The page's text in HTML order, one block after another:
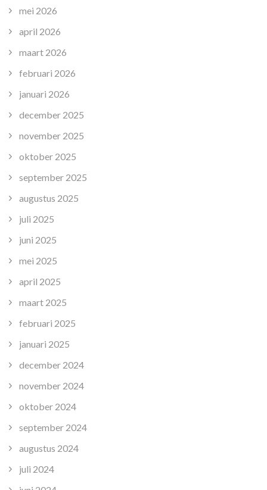
mei 2026
april 2026
maart 2026
februari 2026
januari 2026
december 2025
november 2025
oktober 2025
september 2025
augustus 2025
juli 2025
juni 2025
mei 2025
april 2025
maart 2025
februari 2025
januari 2025
december 2024
november 2024
oktober 2024
september 2024
augustus 2024
juli 2024